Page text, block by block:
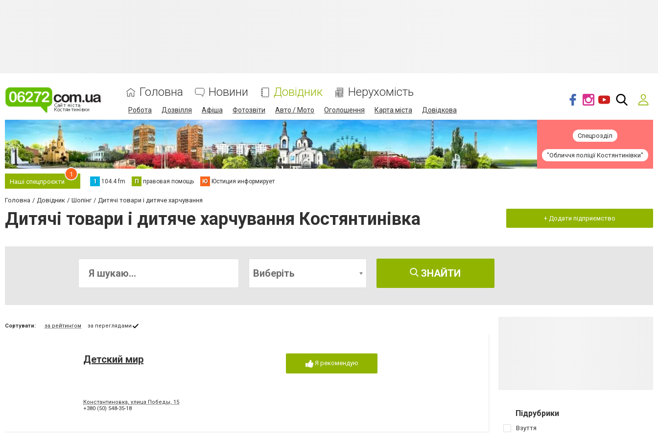
Головна Новини Довідник Нерухомість
Робота Дозвілля Афіша Фотозвіти Авто / Мото Оголошення Карта міста Довідкова
Спецрозділ
"Обличчя поліції Костянтинівки"
Наші спецпроєкти
1
1 104.4 fm П правовая помощь Ю Юстиция информирует
Головна Довідник Шопінг Дитячі товари і дитяче харчування
Дитячі товари і дитяче харчування Костянтинівка + Додати підприємство
Виберіть ЗНАЙТИ
Сортувати: за рейтингом за переглядами
Детский мир
Константиновка, улица Победы, 15
+380 (50) 548-35-18
Я рекомендую
Підрубрики
Взуття